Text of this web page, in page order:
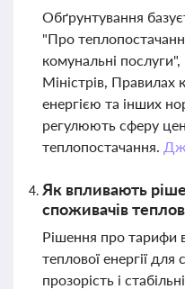
Обґрунтування
"Про
комунальні
Міністрів, Правилах
енергією та інших
регулюють сферу
теплопостачання.
Як впливають
споживачів
Рішення про тарифи
теплової енергії
прозорість і